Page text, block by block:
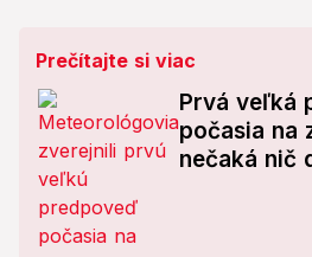
Prečítajte si viac
Prvá veľká
počasia na
nečaká nič